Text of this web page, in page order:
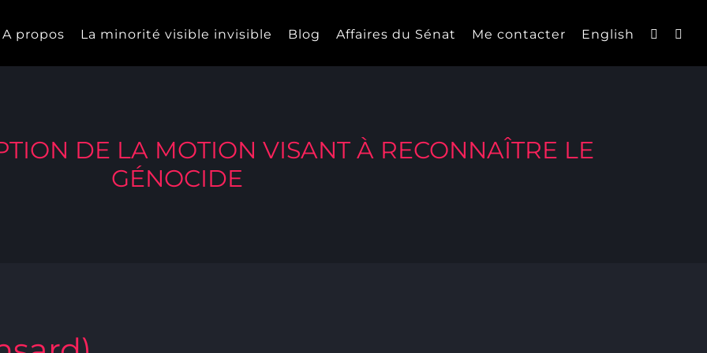
A propos La minorité visible invisible Blog Affaires du Sénat Me contacter English
DE LA MOTION VISANT À RECONNAÎTRE LE
GÉNOCIDE